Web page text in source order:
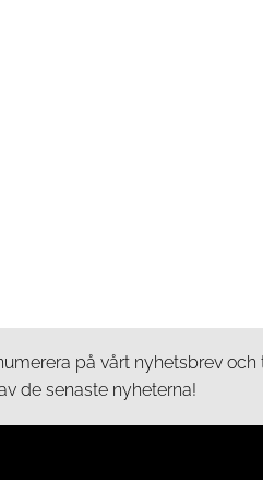
på vårt nyhetsbrev och
de senaste nyheterna!